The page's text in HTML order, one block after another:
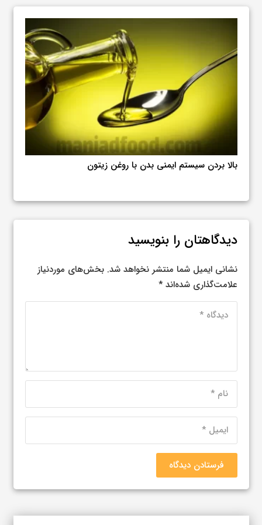
فواید شگفت‌انگیز مصرف روزانه روغن‌های گیاهی طبیعی
دیدگاهتان را بنویسید
نشانی ایمیل شما منتشر نخواهد شد. بخش‌های موردنیاز
علامت‌گذاری شده‌اند*
فرستادن دیدگاه